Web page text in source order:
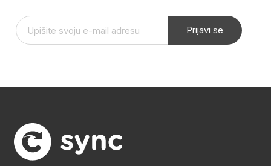
Prijavi se